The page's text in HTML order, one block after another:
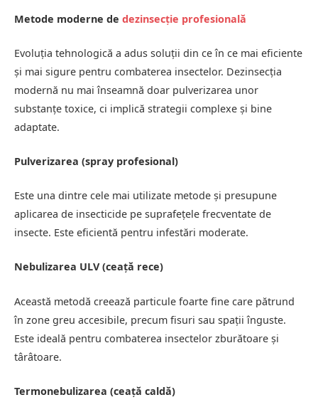
Metode moderne de dezinsecție profesională
Evoluția tehnologică a adus soluții din ce în ce mai eficiente
și mai sigure pentru combaterea insectelor. Dezinsecția
modernă nu mai înseamnă doar pulverizarea unor
substanțe toxice, ci implică strategii complexe și bine
adaptate.
Pulverizarea (spray profesional)
Este una dintre cele mai utilizate metode și presupune
aplicarea de insecticide pe suprafețele frecventate de
insecte. Este eficientă pentru infestări moderate.
Nebulizarea ULV (ceață rece)
Această metodă creează particule foarte fine care pătrund
în zone greu accesibile, precum fisuri sau spații înguste.
Este ideală pentru combaterea insectelor zburătoare și
târâtoare.
Termonebulizarea (ceață caldă)